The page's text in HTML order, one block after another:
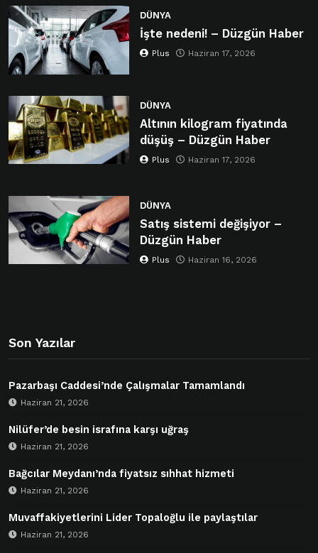
DÜNYA
İşte nedeni! – Düzgün Haber
Plus Haziran 17, 2026
DÜNYA
Altının kilogram fiyatında
düşüş – Düzgün Haber
Plus Haziran 17, 2026
DÜNYA
Satış sistemi değişiyor –
Düzgün Haber
Plus Haziran 16, 2026
Son Yazılar
Pazarbaşı Caddesi’nde Çalışmalar Tamamlandı
Haziran 21, 2026
Nilüfer’de besin israfına karşı uğraş
Haziran 21, 2026
Bağcılar Meydanı’nda fiyatsız sıhhat hizmeti
Haziran 21, 2026
Muvaffakiyetlerini Lider Topaloğlu ile paylaştılar
Haziran 21, 2026